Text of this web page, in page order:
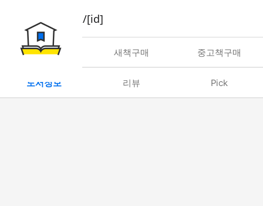
book/rent/[id]
대여 새책구매 중고책구매
도서정보 리뷰 Pick